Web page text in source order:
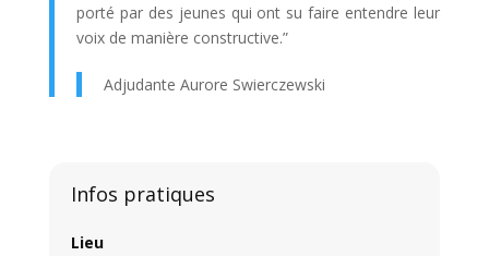
porté par des jeunes qui ont su faire entendre leur
voix de manière constructive.”
Adjudante Aurore Swierczewski
Infos pratiques
Lieu